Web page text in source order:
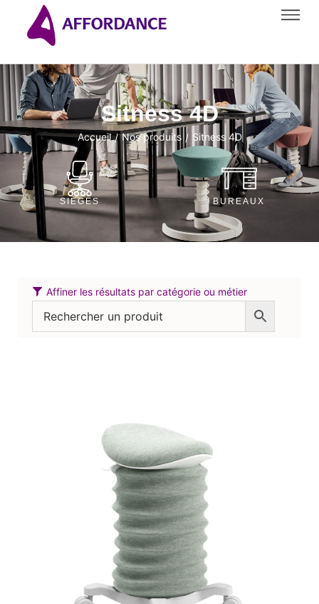
Sitness 4D
Accueil / Nos produits / Sitness 4D
SIÈGES BUREAUX
Affiner les résultats par catégorie ou métier